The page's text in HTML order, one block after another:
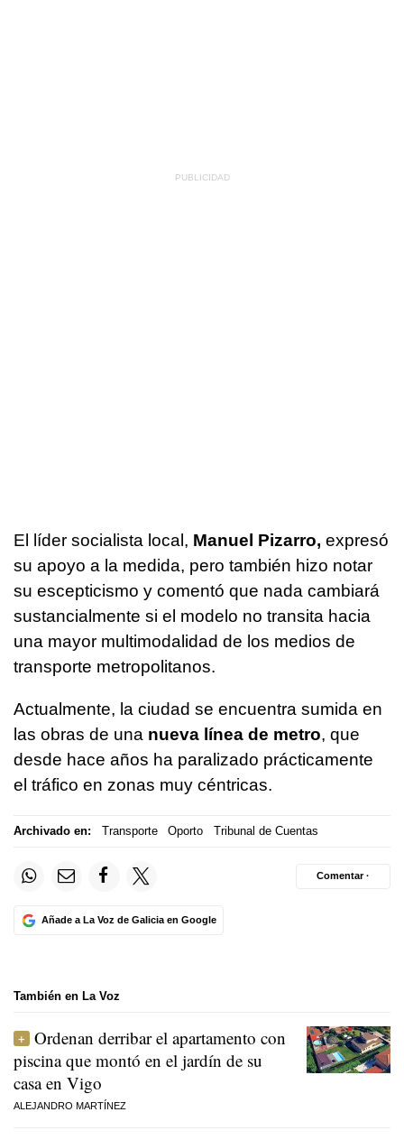
El líder socialista local, Manuel Pizarro, expresó
su apoyo a la medida, pero también hizo notar
su escepticismo y comentó que nada cambiará
sustancialmente si el modelo no transita hacia
una mayor multimodalidad de los medios de
transporte metropolitanos.
Actualmente, la ciudad se encuentra sumida en
las obras de una nueva línea de metro, que
desde hace años ha paralizado prácticamente
el tráfico en zonas muy céntricas.
Archivado en: Transporte Oporto Tribunal de Cuentas
Añade a La Voz de Galicia en Google
Comentar ·
También en La Voz
Ordenan derribar el apartamento con
piscina que montó en el jardín de su
casa en Vigo
ALEJANDRO MARTÍNEZ